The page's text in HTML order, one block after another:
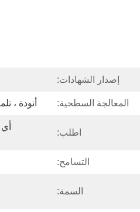
إصدار الشهادات:
المعالجة السطحية: أنودة ،
اطلب:
التسامح:
السمة: